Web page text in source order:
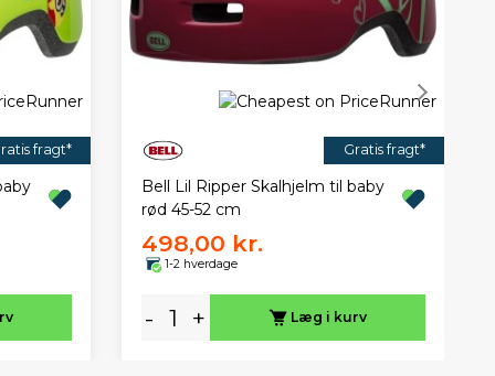
fragt* Gratis fragt*
Bell Lil Ripper Skalhjelm til baby
rød 45-52 cm
498,00 kr.
1-2 hverdage
- + Læg i kurv